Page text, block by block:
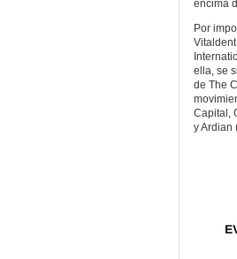
encima
Por
ella, se
de The
Capital,
y Ardian